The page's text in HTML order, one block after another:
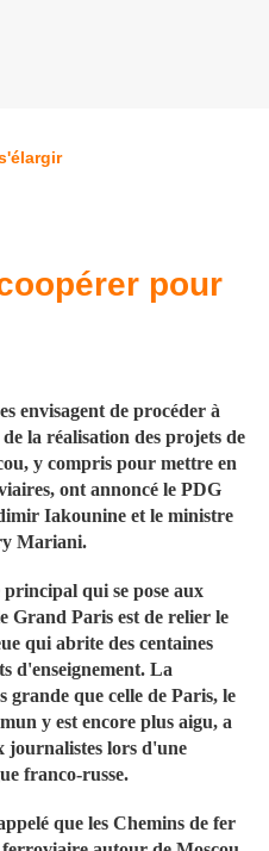
pour
envisagent de procéder à
la réalisation des projets de
y compris pour mettre en
ont annoncé le PDG
Iakounine et le ministre
Mariani.
qui se pose aux
Grand Paris est de relier le
qui abrite des centaines
d'enseignement. La
grande que celle de Paris, le
y est encore plus aigu, a
journalistes lors d'une
franco-russe.
que les Chemins de fer